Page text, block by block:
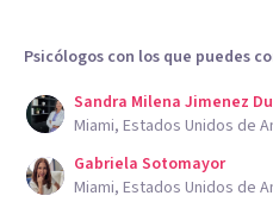
Psicólogos con los que puedes
Sandra Milena Jimenez
Miami, Estados Unidos de
Gabriela Sotomayor
Miami, Estados Unidos de